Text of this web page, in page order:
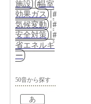
施設
温室
効果ガス
気候変動
安全対策
省エネルギ
ー
50音から探す
あ